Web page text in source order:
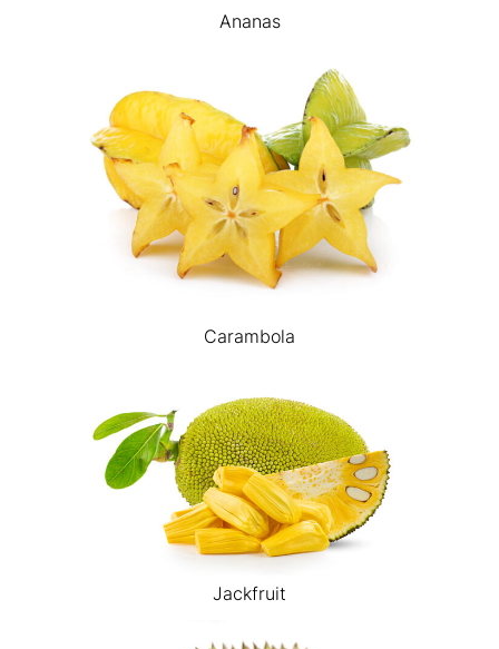
Ananas
Carambola
Jackfruit